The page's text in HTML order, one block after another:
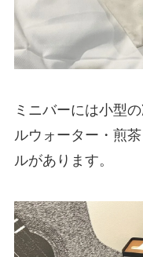
ミニバーには小型
ルウォーター・煎
ルがあります。